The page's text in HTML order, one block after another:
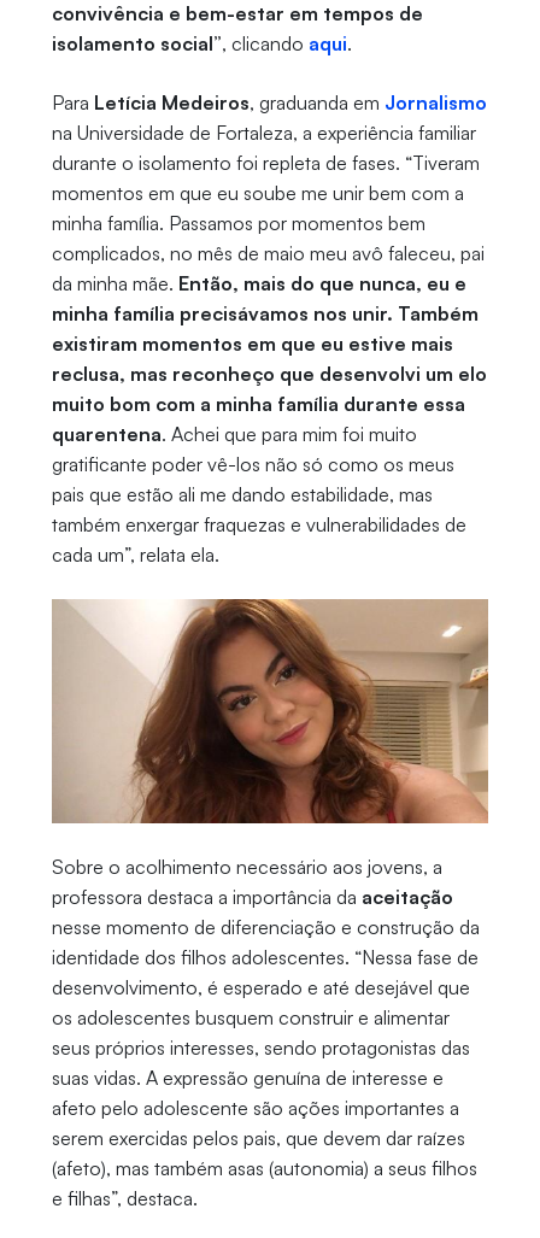
convivência e bem-estar em tempos de
isolamento social”, clicando aqui.
Para Letícia Medeiros, graduanda em Jornalismo
na Universidade de Fortaleza, a experiência familiar
durante o isolamento foi repleta de fases. “Tiveram
momentos em que eu soube me unir bem com a
minha família. Passamos por momentos bem
complicados, no mês de maio meu avô faleceu, pai
da minha mãe. Então, mais do que nunca, eu e
minha família precisávamos nos unir. Também
existiram momentos em que eu estive mais
reclusa, mas reconheço que desenvolvi um elo
muito bom com a minha família durante essa
quarentena. Achei que para mim foi muito
gratificante poder vê-los não só como os meus
pais que estão ali me dando estabilidade, mas
também enxergar fraquezas e vulnerabilidades de
cada um”, relata ela.
Sobre o acolhimento necessário aos jovens, a
professora destaca a importância da aceitação
nesse momento de diferenciação e construção da
identidade dos filhos adolescentes. “Nessa fase de
desenvolvimento, é esperado e até desejável que
os adolescentes busquem construir e alimentar
seus próprios interesses, sendo protagonistas das
suas vidas. A expressão genuína de interesse e
afeto pelo adolescente são ações importantes a
serem exercidas pelos pais, que devem dar raízes
(afeto), mas também asas (autonomia) a seus filhos
e filhas”, destaca.